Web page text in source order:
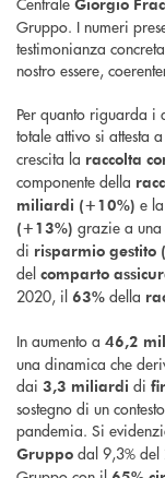
Giorgio
Gruppo. I numeri
testimonianza
nostro essere,
Per quanto riguarda
totale attivo si attesta a
crescita la raccolta
componente della
miliardi (+10%) e la
(+13%) grazie a una
di risparmio gestito
del comparto
2020, il 63% della
In aumento a 46,2
una dinamica che
dai 3,3 miliardi di
sostegno di un
pandemia. Si
Gruppo dal 9,3%